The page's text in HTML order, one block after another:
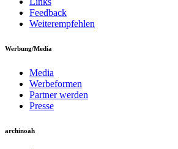
Feedback
Weiterempfehlen
Werbung/Media
Media
Werbeformen
Partner werden
Presse
archinoah